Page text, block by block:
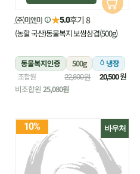
(주)미앤미 ★5.0후기 8
(농할 국산)동물복지 보쌈삼겹(500g)
동물복지인증 500g 냉장
조합원 22,800원 20,500원
비조합원 25,080원
바우처
10%